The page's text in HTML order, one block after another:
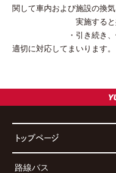
関して車内および施設の換
実施すると共に、毎
・引き続き、保健所
適切に対応してまいります。
トップページ
路線バス